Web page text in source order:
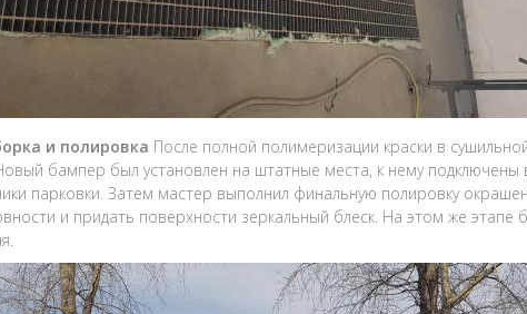
и полировка После полной полимеризации краски в
бампер был установлен на штатные места, к нему
парковки. Затем мастер выполнил финальную полировку
и придать поверхности зеркальный блеск. На этом же этапе